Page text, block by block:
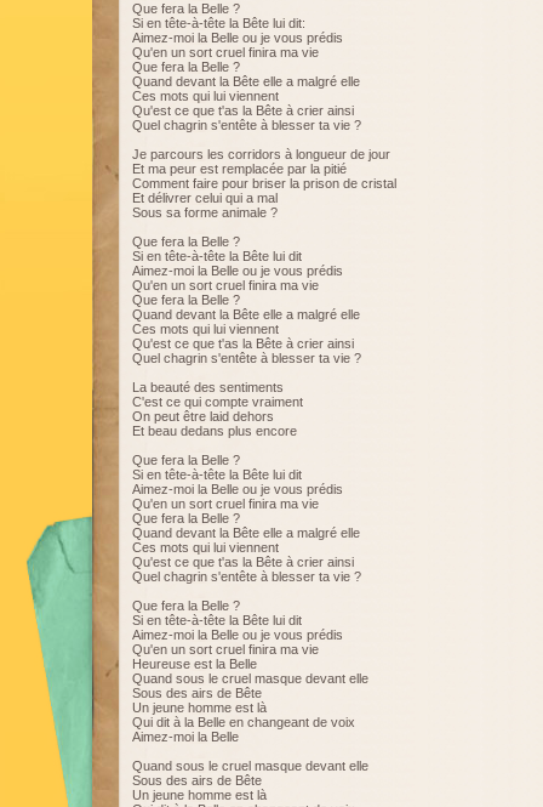
Que fera la Belle ?
Si en tête-à-tête la Bête lui dit:
Aimez-moi la Belle ou je vous prédis
Qu'en un sort cruel finira ma vie
Que fera la Belle ?
Quand devant la Bête elle a malgré elle
Ces mots qui lui viennent
Qu'est ce que t'as la Bête à crier ainsi
Quel chagrin s'entête à blesser ta vie ?
Je parcours les corridors à longueur de jour
Et ma peur est remplacée par la pitié
Comment faire pour briser la prison de cristal
Et délivrer celui qui a mal
Sous sa forme animale ?
Que fera la Belle ?
Si en tête-à-tête la Bête lui dit
Aimez-moi la Belle ou je vous prédis
Qu'en un sort cruel finira ma vie
Que fera la Belle ?
Quand devant la Bête elle a malgré elle
Ces mots qui lui viennent
Qu'est ce que t'as la Bête à crier ainsi
Quel chagrin s'entête à blesser ta vie ?
La beauté des sentiments
C'est ce qui compte vraiment
On peut être laid dehors
Et beau dedans plus encore
Que fera la Belle ?
Si en tête-à-tête la Bête lui dit
Aimez-moi la Belle ou je vous prédis
Qu'en un sort cruel finira ma vie
Que fera la Belle ?
Quand devant la Bête elle a malgré elle
Ces mots qui lui viennent
Qu'est ce que t'as la Bête à crier ainsi
Quel chagrin s'entête à blesser ta vie ?
Que fera la Belle ?
Si en tête-à-tête la Bête lui dit
Aimez-moi la Belle ou je vous prédis
Qu'en un sort cruel finira ma vie
Heureuse est la Belle
Quand sous le cruel masque devant elle
Sous des airs de Bête
Un jeune homme est là
Qui dit à la Belle en changeant de voix
Aimez-moi la Belle
Quand sous le cruel masque devant elle
Sous des airs de Bête
Un jeune homme est là